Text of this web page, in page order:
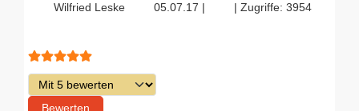
Wilfried Leske
05.07.17 | | Zugriffe: 3954
Bewertung:
Bitte bewerten